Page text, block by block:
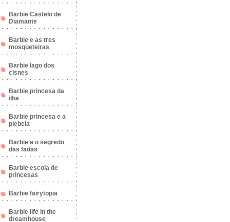
Barbie Castelo de
Diamante
Barbie e as tres
mosqueteiras
Barbie lago dos
cisnes
Barbie princesa da
ilha
Barbie princesa e a
plebeia
Barbie e o segredo
das fadas
Barbie escola de
princesas
Barbie fairytopia
Barbie life in the
dreamhouse